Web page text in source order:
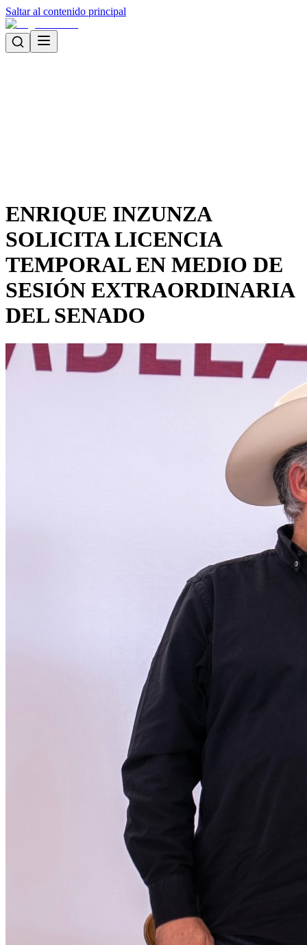
Saltar al contenido principal
ENRIQUE INZUNZA
SOLICITA LICENCIA
TEMPORAL EN MEDIO DE
SESIÓN EXTRAORDINARIA
DEL SENADO